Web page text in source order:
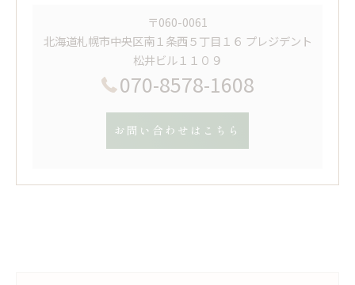
〒060-0061
北海道札幌市中央区南１条西５丁目１６ プレジデント
松井ビル１１０９
070-8578-1608
お問い合わせはこちら